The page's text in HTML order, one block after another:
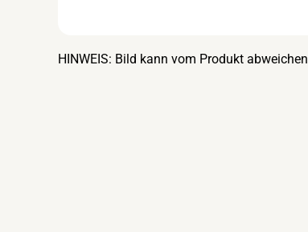
HINWEIS: Bild kann vom Produkt abweichen